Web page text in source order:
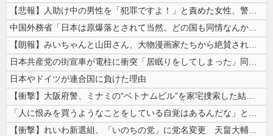
【悲報】人助け中の男性を「犯罪ですよ！」と責めた女性、警察が来た瞬間逃...
中国外務省「日本は原爆落とされて当然。どの国も同情なんかしない」
【朗報】みいちゃんと山田さん、大物漫画家たちから絶賛されるｗｗｗｗ
日本共産党の街宣車が電柱に衝突「居眠りをしてしまった」同乗していた県議...
日本やドイツが連合国に負けた理由
【衝撃】大阪府警、ミナミの“ベトナムビル”を家宅捜索した結果・・・・・...
「人に恨みを買うようなことをしている自覚はあるんだな」と高市首相を嘲笑...
【衝撃】れいわ新選組、「いのちの党」に党名変更 天畠大輔氏が共同代表へ